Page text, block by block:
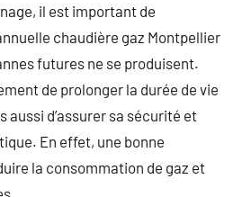
il est important de
chaudière gaz Montpellier
futures ne se produisent.
de prolonger la durée de vie
aussi d’assurer sa sécurité et
En effet, une bonne
la consommation de gaz et